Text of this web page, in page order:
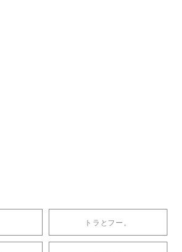
トラとフー。